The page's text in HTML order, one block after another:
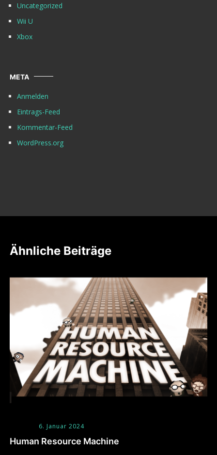
Uncategorized
Wii U
Xbox
META
Anmelden
Eintrags-Feed
Kommentar-Feed
WordPress.org
Ähnliche Beiträge
6. Januar 2024
Human Resource Machine